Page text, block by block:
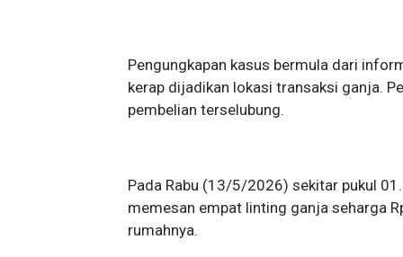
Pengungkapan kasus bermula dari
kerap dijadikan lokasi transaksi ganja.
pembelian terselubung.
Pada Rabu (13/5/2026) sekitar pukul
memesan empat linting ganja seharga
rumahnya.